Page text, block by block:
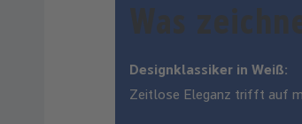
Was
Designklassiker in Weiß:
Zeitlose Eleganz trifft auf